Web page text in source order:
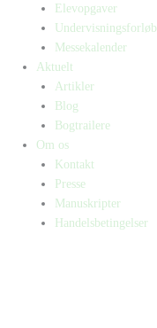
Elevopgaver
Undervisningsforløb
Messekalender
Aktuelt
Artikler
Blog
Bogtrailere
Om os
Kontakt
Presse
Manuskripter
Handelsbetingelser